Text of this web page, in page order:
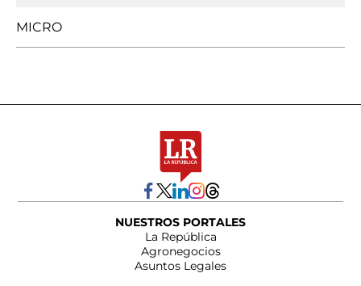
MICRO
NUESTROS PORTALES
La República
Agronegocios
Asuntos Legales